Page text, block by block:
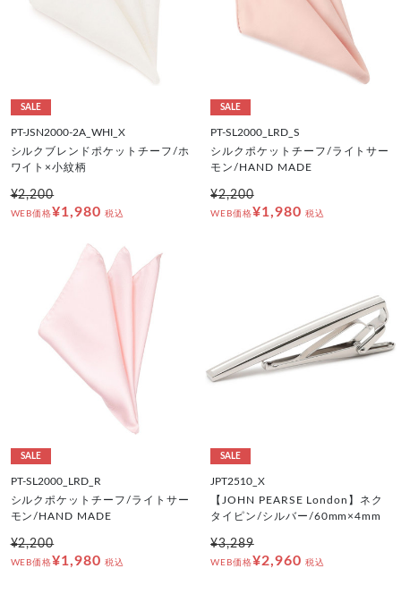
SALE
PT-JSN2000-2A_WHI_X
シルクブレンドポケットチーフ/ホ
ワイト×小紋柄
¥2,200
WEB価格¥1,980 税込
SALE
PT-SL2000_LRD_S
シルクポケットチーフ/ライトサー
モン/HAND MADE
¥2,200
WEB価格¥1,980 税込
SALE
PT-SL2000_LRD_R
シルクポケットチーフ/ライトサー
モン/HAND MADE
¥2,200
WEB価格¥1,980 税込
SALE
JPT2510_X
【JOHN PEARSE London】ネク
タイピン/シルバー/60mm×4mm
¥3,289
WEB価格¥2,960 税込